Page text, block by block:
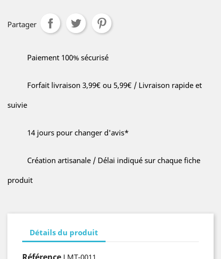
Partager
Paiement 100% sécurisé
Forfait livraison 3,99€ ou 5,99€ / Livraison rapide et
suivie
14 jours pour changer d'avis*
Création artisanale / Délai indiqué sur chaque fiche
produit
Détails du produit
LMT-0011